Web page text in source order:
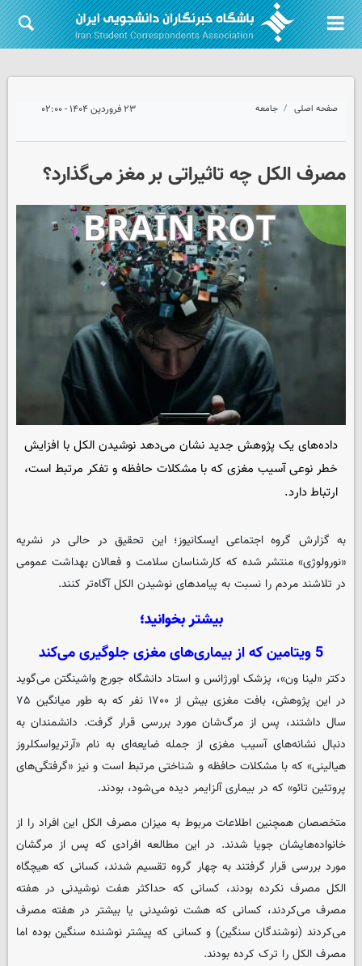
صفحه اصلی جامعه ۲۳ فروردین ۱۴۰۴ - ۰۲:۰۰
مصرف الکل چه تاثیراتی بر مغز می‌گذارد؟
داده‌های یک پژوهش جدید نشان می‌دهد نوشیدن الکل با افزایش
خطر نوعی آسیب مغزی که با مشکلات حافظه و تفکر مرتبط است،
ارتباط دارد.
به گزارش گروه اجتماعی ایسکانیوز؛ این تحقیق در حالی در نشریه
«نورولوژی» منتشر شده که کارشناسان سلامت و فعالان بهداشت عمومی
در تلاشند مردم را نسبت به پیامدهای نوشیدن الکل آگاه‌تر کنند.
بیشتر بخوانید؛
5 ویتامین که از بیماری‌های مغزی جلوگیری می‌کند
دکتر «لینا ون»، پزشک اورژانس و استاد دانشگاه جورج واشینگتن می‌گوید
در این پژوهش، بافت مغزی بیش از ۱۷۰۰ نفر که به طور میانگین ۷۵
سال داشتند، پس از مرگ‌شان مورد بررسی قرار گرفت. دانشمندان به
دنبال نشانه‌های آسیب مغزی از جمله ضایعه‌ای به نام «آرتریواسکلروز
هیالینی» که با مشکلات حافظه و شناختی مرتبط است و نیز «گرفتگی‌های
پروتئین تائو» که در بیماری آلزایمر دیده می‌شود، بودند.
متخصصان همچنین اطلاعات مربوط به میزان مصرف الکل این افراد را از
خانواده‌هایشان جویا شدند. در این مطالعه افرادی که پس از مرگشان
مورد بررسی قرار گرفتند به چهار گروه تقسیم شدند، کسانی که هیچگاه
الکل مصرف نکرده بودند، کسانی که حداکثر هفت نوشیدنی در هفته
مصرف می‌کردند، کسانی که هشت نوشیدنی یا بیشتر در هفته مصرف
می‌کردند (نوشندگان سنگین) و کسانی که پیشتر نوشنده سنگین بوده اما
مصرف الکل را ترک کرده بودند.